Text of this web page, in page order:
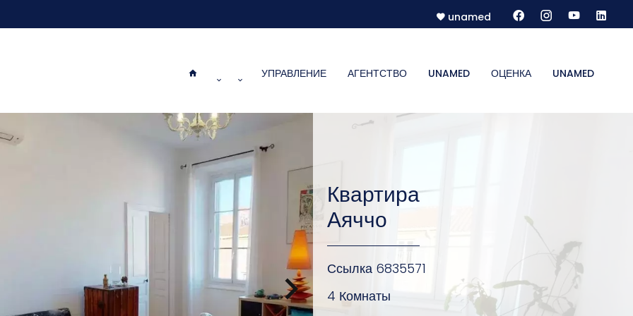
unamed
УПРАВЛЕНИЕ АГЕНТСТВО UNAMED ОЦЕНКА UNAMED
Квартира
Аяччо
Ссылка 6835571
4 Комнаты